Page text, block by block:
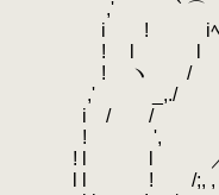
,' ` ⌒
i ! iﾍ ￣ヾ レ'"´
! l l ｀
! ヽ / ￣ﾍ＼
,' _,./ `>-､_
i / /
! ',
! l l ／
l l ! /;,